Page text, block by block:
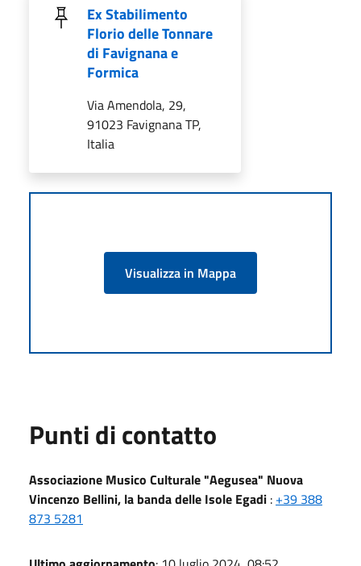
Ex Stabilimento
Florio delle Tonnare
di Favignana e
Formica
Via Amendola, 29,
91023 Favignana TP,
Italia
Visualizza in Mappa
Punti di contatto
Associazione Musico Culturale "Aegusea" Nuova
Vincenzo Bellini, la banda delle Isole Egadi : +39 388
873 5281